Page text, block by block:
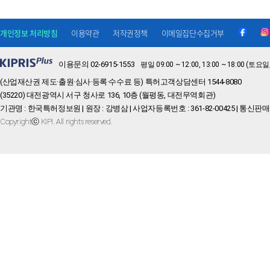
이용문의 02-6915-1553 평일 09:00 ~ 12:00, 13:00 ~ 18:00 (토요
(산업재산권 제도·출원·심사·등록·수수료 등) 특허고객상담센터 1544-8080
(35220) 대전광역시 서구 청사로 136, 10층 (월평동, 대전무역회관)
기관명 : 한국특허정보원 | 원장 : 강병삼 | 사업자등록번호 : 361-82-00425 | 통신판
Copyrightⓒ KIPI. All rights reserved.
개인정보 처리방침 이용약관 저작권정책 이메일집단수집거부